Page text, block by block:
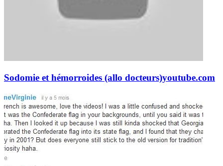
Sodomie et hémorroides (allo docteurs)youtube.com